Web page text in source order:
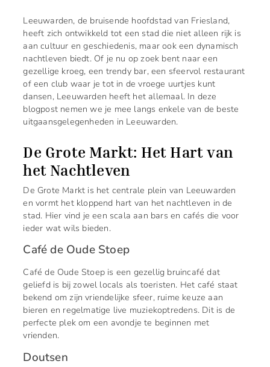
Leeuwarden, de bruisende hoofdstad van Friesland,
heeft zich ontwikkeld tot een stad die niet alleen rijk is
aan cultuur en geschiedenis, maar ook een dynamisch
nachtleven biedt. Of je nu op zoek bent naar een
gezellige kroeg, een trendy bar, een sfeervol restaurant
of een club waar je tot in de vroege uurtjes kunt
dansen, Leeuwarden heeft het allemaal. In deze
blogpost nemen we je mee langs enkele van de beste
uitgaansgelegenheden in Leeuwarden.
De Grote Markt: Het Hart van
het Nachtleven
De Grote Markt is het centrale plein van Leeuwarden
en vormt het kloppend hart van het nachtleven in de
stad. Hier vind je een scala aan bars en cafés die voor
ieder wat wils bieden.
Café de Oude Stoep
Café de Oude Stoep is een gezellig bruincafé dat
geliefd is bij zowel locals als toeristen. Het café staat
bekend om zijn vriendelijke sfeer, ruime keuze aan
bieren en regelmatige live muziekoptredens. Dit is de
perfecte plek om een avondje te beginnen met
vrienden.
Doutsen